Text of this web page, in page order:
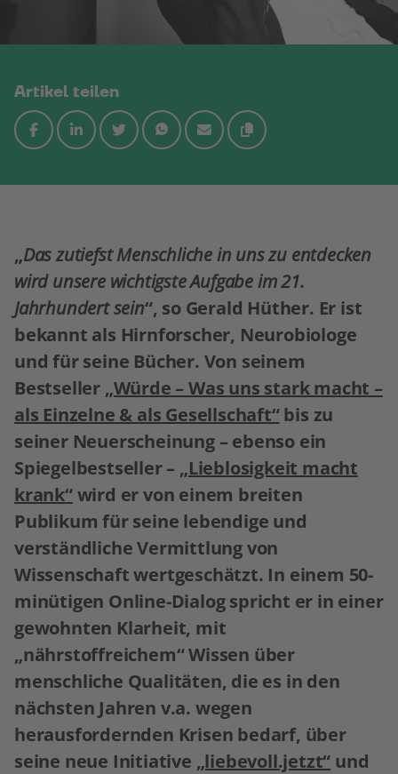
Artikel teilen
„Das zutiefst Menschliche in uns zu entdecken
wird unsere wichtigste Aufgabe im 21.
Jahrhundert sein“, so Gerald Hüther. Er ist
bekannt als Hirnforscher, Neurobiologe
und für seine Bücher. Von seinem
Bestseller „Würde – Was uns stark macht –
als Einzelne & als Gesellschaft“bis zu
seiner Neuerscheinung – ebenso ein
Spiegelbestseller – „Lieblosigkeit macht
krank“wird er von einem breiten
Publikum für seine lebendige und
verständliche Vermittlung von
Wissenschaft wertgeschätzt. In einem 50-
minütigen Online-Dialog spricht er in einer
gewohnten Klarheit, mit
„nährstoffreichem“ Wissen über
menschliche Qualitäten, die es in den
nächsten Jahren v.a. wegen
herausfordernden Krisen bedarf, über
seine neue Initiative „liebevoll.jetzt“ und